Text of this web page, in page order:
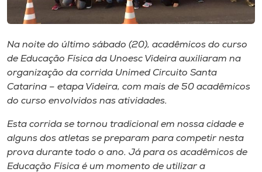
Museu
Unoesc
Store
Selecione
o idioma
Na noite do último sábado (20), acadêmicos do curso
de Educação Física da Unoesc Videira auxiliaram na
organização da corrida Unimed Circuito Santa
Catarina – etapa Videira, com mais de 50 acadêmicos
do curso envolvidos nas atividades.
Esta corrida se tornou tradicional em nossa cidade e
alguns dos atletas se preparam para competir nesta
prova durante todo o ano. Já para os acadêmicos de
Educação Física é um momento de utilizar a